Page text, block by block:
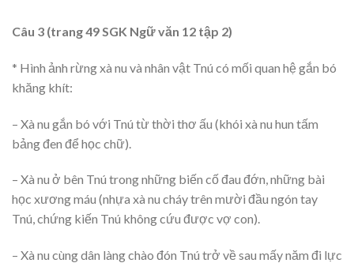
Câu 3 (trang 49 SGK Ngữ văn 12 tập 2)
* Hình ảnh rừng xà nu và nhân vật Tnú có mối quan hệ gắn bó
khăng khít:
– Xà nu gắn bó với Tnú từ thời thơ ấu (khói xà nu hun tấm
bảng đen để học chữ).
– Xà nu ở bên Tnú trong những biến cố đau đớn, những bài
học xương máu (nhựa xà nu cháy trên mười đầu ngón tay
Tnú, chứng kiến Tnú không cứu được vợ con).
– Xà nu cùng dân làng chào đón Tnú trở về sau mấy năm đi lực